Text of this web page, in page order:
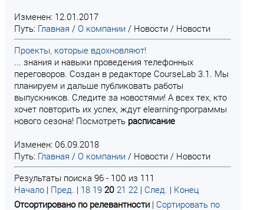
Изменен: 12.01.2017
Путь: Главная / О компании / Новости / Новости
Проекты, которые вдохновляют!
... знания и навыки проведения телефонных
переговоров. Создан в редакторе CourseLab 3.1. Мы
планируем и дальше публиковать работы
выпускников. Следите за новостями! А всех тех, кто
хочет повторить их успех, ждут elearning-программы
нового сезона! Посмотреть расписание
Изменен: 06.09.2018
Путь: Главная / О компании / Новости / Новости
Результаты поиска 96 - 100 из 111
Начало | Пред. | 18 19 20 21 22 | След. | Конец
Отсортировано по релевантности | Сортировать по